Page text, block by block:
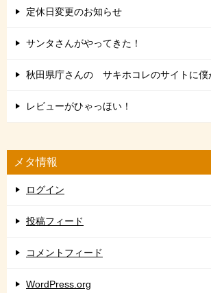
定休日変更のお知らせ
サンタさんがやってきた！
秋田県庁さんの サキホコレのサイトに僕
レビューがひゃっほい！
メタ情報
ログイン
投稿フィード
コメントフィード
WordPress.org